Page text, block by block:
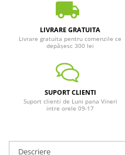
LIVRARE GRATUITA
Livrare gratuita pentru comenzile ce
depășesc 300 lei
SUPORT CLIENTI
Suport clienti de Luni pana Vineri
intre orele 09-17
Descriere